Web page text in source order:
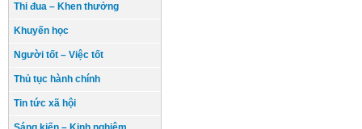
Thi đua – Khen thưởng
Khuyến học
Người tốt – Việc tốt
Thủ tục hành chính
Tin tức xã hội